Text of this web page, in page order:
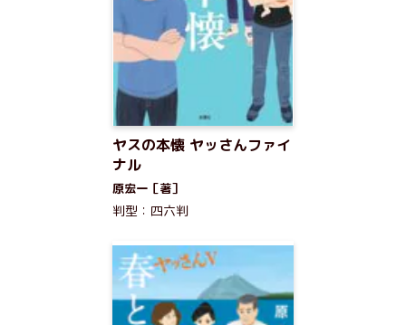
ヤスの本懐 ヤッさんファイ
ナル
原宏一［著］
判型：四六判